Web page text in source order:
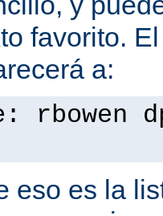
favorito.
a:
rbowen
eso es la